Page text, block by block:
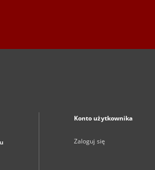
Konto użytkownika
Zaloguj się